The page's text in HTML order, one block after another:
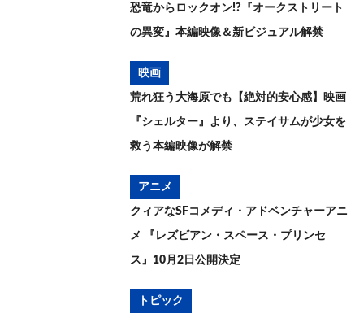
恐竜からロックオン!?『オークストリート
の異変』本編映像＆新ビジュアル解禁
映画
荒れ狂う大海原でも【絶対的安心感】映画
『シェルター』より、ステイサムが少女を
救う本編映像が解禁
アニメ
クィアなSFコメディ・アドベンチャーアニ
メ 『レズビアン・スペース・プリンセ
ス』10月2日公開決定
トピック